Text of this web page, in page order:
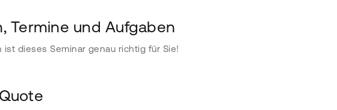
Termine und Aufgaben
dieses Seminar genau richtig für Sie!